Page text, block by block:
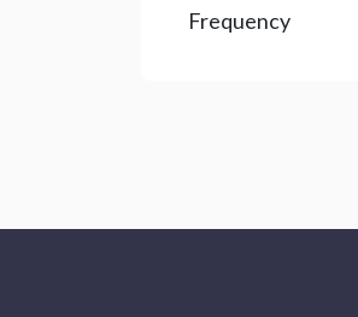
Frequency